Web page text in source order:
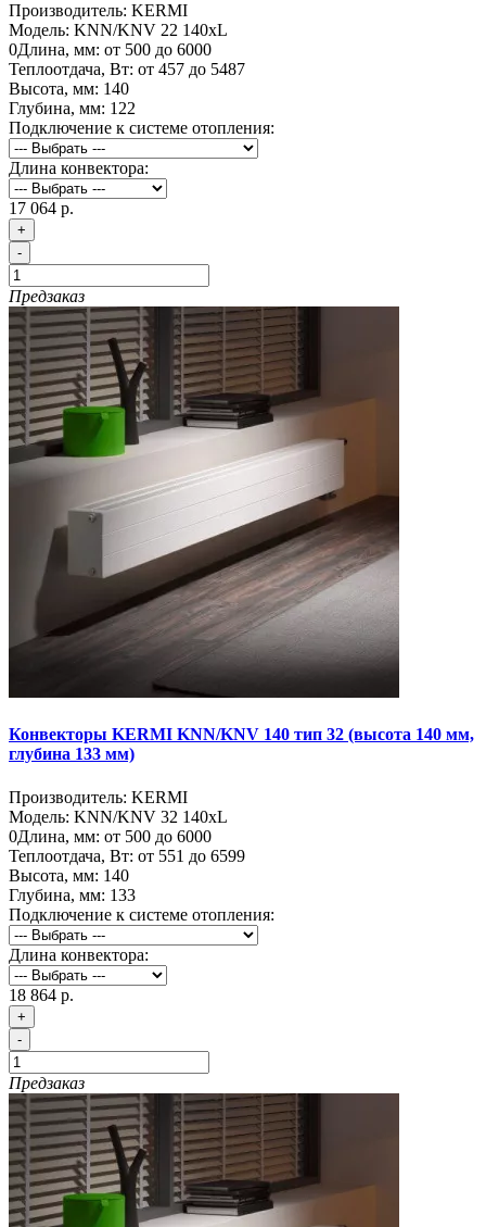
Производитель: KERMI
Модель: KNN/KNV 22 140хL
0Длина, мм: от 500 до 6000
Теплоотдача, Вт: от 457 до 5487
Высота, мм: 140
Глубина, мм: 122
Подключение к системе отопления:
Длина конвектора:
17 064 р.
+
-
Предзаказ
Конвекторы KERMI KNN/KNV 140 тип 32 (высота 140 мм,
глубина 133 мм)
Производитель: KERMI
Модель: KNN/KNV 32 140хL
0Длина, мм: от 500 до 6000
Теплоотдача, Вт: от 551 до 6599
Высота, мм: 140
Глубина, мм: 133
Подключение к системе отопления:
Длина конвектора:
18 864 р.
+
-
Предзаказ